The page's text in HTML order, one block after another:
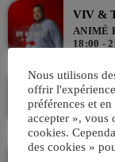
VIV &
ANIMÉ
18:00 -
Viv’In
AVEC
21:00 -
La
Nous utilisons
offrir
préférences et
accepter », vous
cookies.
des cookies »